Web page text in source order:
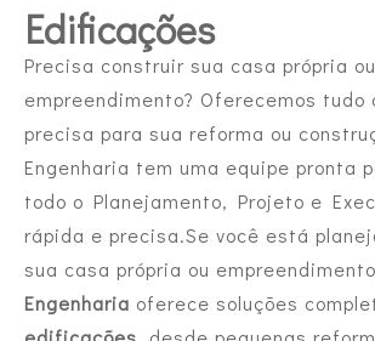
Edificações
Precisa construir sua casa própria
empreendimento? Oferecemos tudo
precisa para sua reforma ou
Engenharia tem uma equipe pronta
todo o Planejamento, Projeto e
rápida e precisa.Se você está
sua casa própria ou
Engenharia oferece soluções